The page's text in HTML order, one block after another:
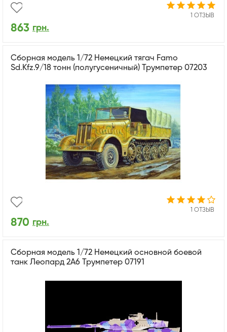
1 ОТЗЫВ
863 грн.
Сборная модель 1/72 Немецкий тягач Famo
Sd.Kfz.9/18 тонн (полугусеничный) Трумпетер 07203
1 ОТЗЫВ
870 грн.
Сборная модель 1/72 Немецкий основной боевой
танк Леопард 2А6 Трумпетер 07191